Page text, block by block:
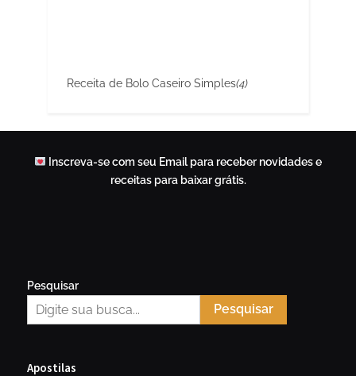
Receita de Bolo Caseiro Simples(4)
Inscreva-se com seu Email para receber novidades e
receitas para baixar grátis.
Pesquisar
Pesquisar
Apostilas